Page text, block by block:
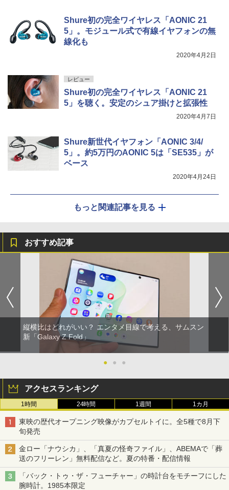
Shure初の完全ワイヤレス「AONIC 21
5」。モジュール式で有線イヤフォンの無
線化も
2020年4月2日
レビュー
Shure初の完全ワイヤレス「AONIC 21
5」を聴く。安定のシュア掛けと拡張性
2020年4月7日
Shure新世代イヤフォン「AONIC 3/4/
5」。約5万円のAONIC 5は「SE535」が
ベース
2020年4月24日
もっと関連記事を見る
おすすめ記事
縦横比はどれがいい？ エンタメ目線で考える、サムスン
新「Galaxy Z Fold」
● ● ●
アクセスランキング
1時間 24時間 1週間 1カ月
東映の歴代オープニング映像がカプセルトイに。全5種で8月下
旬発売
金ロー「ナウシカ」、「真夏の怪奇ファイル」、ABEMAで「葬
送のフリーレン」無料配信など。夏の特番・配信情報
「バック・トゥ・ザ・フューチャー」の時計台をモチーフにした
腕時計。1985本限定